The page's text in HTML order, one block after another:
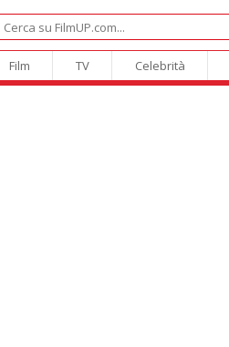
Film TV Celebrità